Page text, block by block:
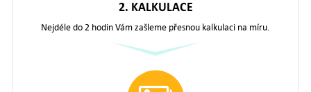
2. KALKULACE
Nejdéle do 2 hodin Vám zašleme přesnou kalkulaci na míru.